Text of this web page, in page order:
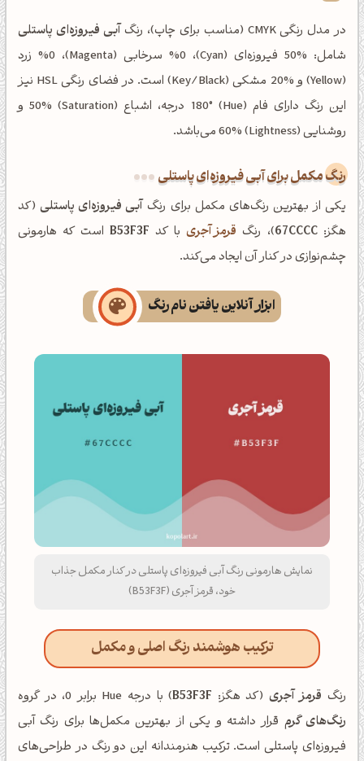
در مدل رنگی CMYK (مناسب برای چاپ)، رنگ
آبی فیروزه‌ای پاستلی
شامل: %50 فیروزه‌ای (Cyan)، %0 سرخابی (Magenta)، %0 زرد
(Yellow) و %20 مشکی (Key/Black) است. در فضای رنگی HSL نیز
این رنگ دارای فام (Hue) 180° درجه، اشباع (Saturation) 50% و
روشنایی (Lightness) 60% می‌باشد.
رنگ مکمل برای آبی فیروزه‌ای پاستلی
یکی از بهترین رنگ‌های مکمل برای رنگ آبی فیروزه‌ای پاستلی(کد
هگز:67CCCC)، رنگ قرمز آجری با کد B53F3F است که هارمونی
چشم‌نوازی در کنار آن ایجاد می‌کند.
ابزار آنلاین یافتن نام رنگ
نمایش هارمونی رنگ آبی فیروزه‌ای پاستلی در کنار مکمل جذاب
خود، قرمز آجری (B53F3F)
ترکیب هوشمند رنگ اصلی و مکمل
رنگ قرمز آجری (کد هگز: B53F3F) با درجه Hue برابر 0، در گروه
رنگ‌های گرم قرار داشته و یکی از بهترین مکمل‌ها برای رنگ آبی
فیروزه‌ای پاستلی است. ترکیب هنرمندانه این دو رنگ در طراحی‌های